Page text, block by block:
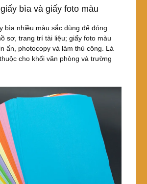
bìa và giấy foto màu
bìa nhiều màu sắc dùng để đóng
sơ, trang trí tài liệu; giấy foto màu
ấn, photocopy và làm thủ công. Là
cho khối văn phòng và trường